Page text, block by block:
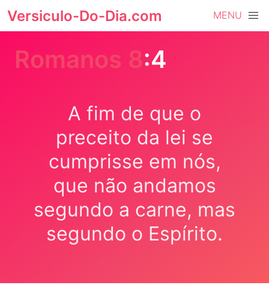
Versiculo-Do-Dia.com MENU
Romanos 8:4
A fim de que o
preceito da lei se
cumprisse em nós,
que não andamos
segundo a carne, mas
segundo o Espírito.